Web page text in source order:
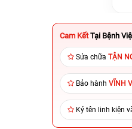
Cam Kết Tại Bệnh
Sửa chữa TẬN
Bảo hành VĨNH
Ký tên linh kiện